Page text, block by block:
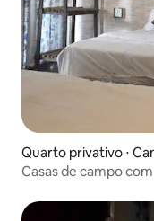
Quarto privativo ⋅
Casas de campo